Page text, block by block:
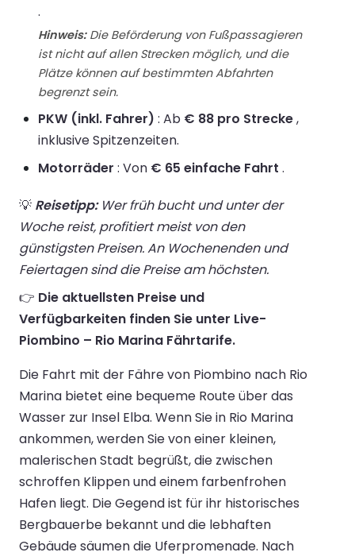
.
Hinweis:Die Beförderung von Fußpassagieren
ist nicht auf allen Strecken möglich, und die
Plätze können auf bestimmten Abfahrten
begrenzt sein.
PKW (inkl. Fahrer) : Ab € 88 pro Strecke,
inklusive Spitzenzeiten.
Motorräder : Von € 65 einfache Fahrt .
💡 Reisetipp:Wer früh bucht und unter der
Woche reist, profitiert meist von den
günstigsten Preisen. An Wochenenden und
Feiertagen sind die Preise am höchsten.
👉 Die aktuellsten Preise und
Verfügbarkeiten finden Sie unter Live-
Piombino – Rio Marina Fährtarife.
Die Fahrt mit der Fähre von Piombino nach Rio
Marina bietet eine bequeme Route über das
Wasser zur Insel Elba. Wenn Sie in Rio Marina
ankommen, werden Sie von einer kleinen,
malerischen Stadt begrüßt, die zwischen
schroffen Klippen und einem farbenfrohen
Hafen liegt. Die Gegend ist für ihr historisches
Bergbauerbe bekannt und die lebhaften
Gebäude säumen die Uferpromenade. Nach